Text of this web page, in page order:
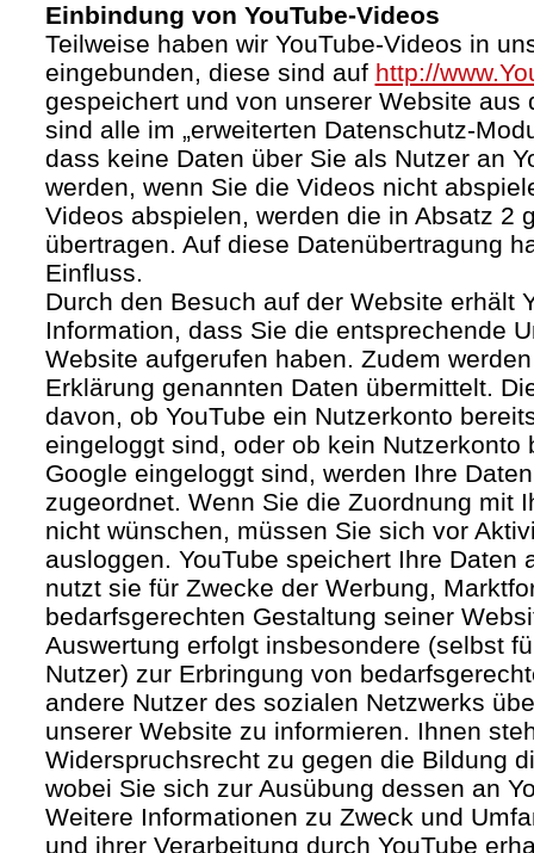
Einbindung von YouTube-Videos
Teilweise haben wir YouTube-Videos in
eingebunden, diese sind auf http://
gespeichert und von unserer Website aus
sind alle im „erweiterten Datenschutz-
dass keine Daten über Sie als Nutzer an
werden, wenn Sie die Videos nicht
Videos abspielen, werden die in Absatz 2
übertragen. Auf diese Datenübertragung
Einfluss.
Durch den Besuch auf der Website erhält
Information, dass Sie die entsprechende
Website aufgerufen haben. Zudem
Erklärung genannten Daten übermittelt.
davon, ob YouTube ein Nutzerkonto
eingeloggt sind, oder ob kein Nutzerkonto
Google eingeloggt sind, werden Ihre
zugeordnet. Wenn Sie die Zuordnung mit
nicht wünschen, müssen Sie sich vor
ausloggen. YouTube speichert Ihre Daten
nutzt sie für Zwecke der Werbung,
bedarfsgerechten Gestaltung seiner
Auswertung erfolgt insbesondere (selbst
Nutzer) zur Erbringung von
andere Nutzer des sozialen Netzwerks
unserer Website zu informieren. Ihnen
Widerspruchsrecht zu gegen die Bildung
wobei Sie sich zur Ausübung dessen an
Weitere Informationen zu Zweck und
und ihrer Verarbeitung durch YouTube